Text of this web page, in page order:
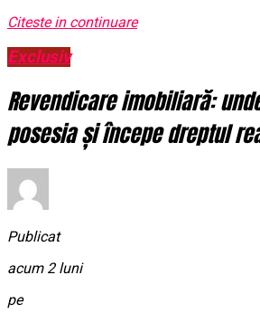
Citeste in continuare
Exclusiv
Revendicare imobiliară:
posesia și începe dreptul
Publicat
acum 2 luni
pe